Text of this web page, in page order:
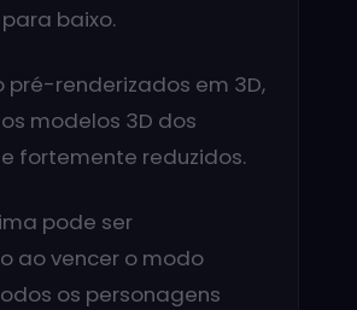
baixo.
pré-renderizados em 3D,
modelos 3D dos
fortemente reduzidos.
pode ser
ao vencer o modo
os personagens